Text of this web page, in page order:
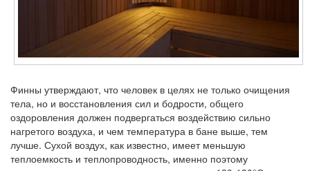
Финны утверждают, что человек в целях не только очищения
тела, но и восстановления сил и бодрости, общего
оздоровления должен подвергаться воздействию сильно
нагретого воздуха, и чем температура в бане выше, тем
лучше. Сухой воздух, как известно, имеет меньшую
теплоемкость и теплопроводность, именно поэтому